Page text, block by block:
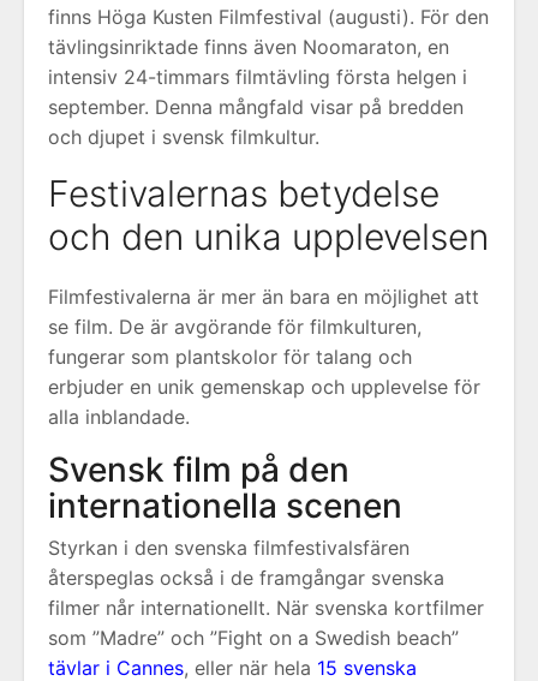
finns Höga Kusten Filmfestival (augusti). För den
tävlingsinriktade finns även Noomaraton, en
intensiv 24-timmars filmtävling första helgen i
september. Denna mångfald visar på bredden
och djupet i svensk filmkultur.
Festivalernas betydelse
och den unika upplevelsen
Filmfestivalerna är mer än bara en möjlighet att
se film. De är avgörande för filmkulturen,
fungerar som plantskolor för talang och
erbjuder en unik gemenskap och upplevelse för
alla inblandade.
Svensk film på den
internationella scenen
Styrkan i den svenska filmfestivalsfären
återspeglas också i de framgångar svenska
filmer når internationellt. När svenska kortfilmer
som ”Madre” och ”Fight on a Swedish beach”
tävlar i Cannes, eller när hela 15 svenska